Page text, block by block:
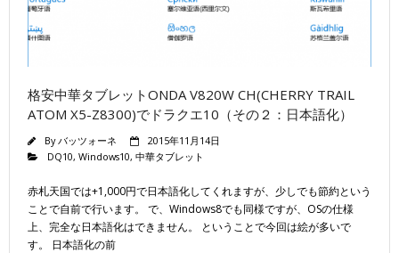
格安中華タブレットONDA V820W CH(CHERRY TRAIL
ATOM X5-Z8300)でドラクエ10（その２：日本語化）
Byバッツォーネ
2015年11月14日
DQ10, Windows10, 中華タブレット
赤札天国では+1,000円で日本語化してくれますが、少しでも節約という
ことで自前で行います。 で、Windows8でも同様ですが、OSの仕様
上、完全な日本語化はできません。 ということで今回は絵が多いで
す。 日本語化の前